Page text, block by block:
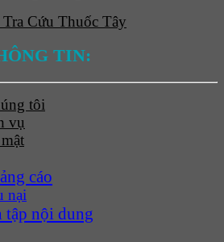
Cứu Thuốc Tây
TIN:
tôi
vụ
cáo
nại
tập nội dung